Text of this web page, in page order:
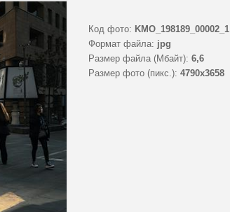
Код фото: KMO_198189_00002_1
Формат файла: jpg
Размер файла (Мбайт): 6,6
Размер фото (пикс.): 4790x3658